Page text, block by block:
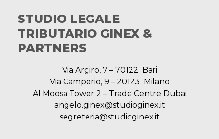
STUDIO LEGALE
TRIBUTARIO GINEX &
PARTNERS
Via Argiro, 7 – 70122 Bari
Via Camperio, 9 – 20123 Milano
Al Moosa Tower 2 – Trade Centre Dubai
angelo.ginex@studioginex.it
segreteria@studioginex.it